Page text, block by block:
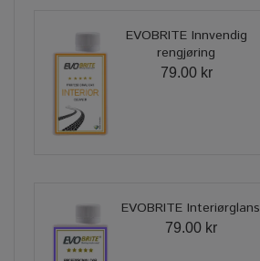
EVOBRITE Innvendig
rengjøring
79.00 kr
EVOBRITE Interiørglans
79.00 kr